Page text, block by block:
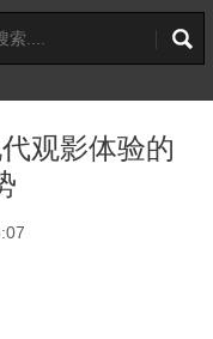
观影体验的